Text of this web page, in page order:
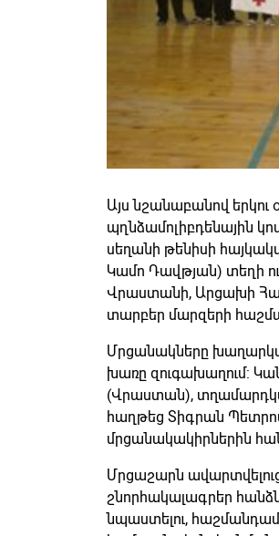
Այս նշանաբանով երկու
պղնձամոլիբդենային
սեղանի թենիսի
Կամո Դավթյան) տեղի
Վրաստանի, Արցախի
տարբեր մարզերի
Մրցանակները
խառը զուգախաղում:
(Վրաստան),
հաղթեց Տիգրան
մրցանակակիրներին
Մրցաշարն
շնորհակալագրեր
նպաստելու,